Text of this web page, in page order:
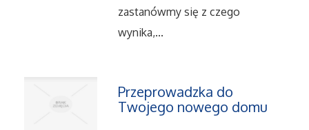
Podróże
zastanówmy się z czego
wynika,...
Przeprowadzka do
Twojego nowego domu